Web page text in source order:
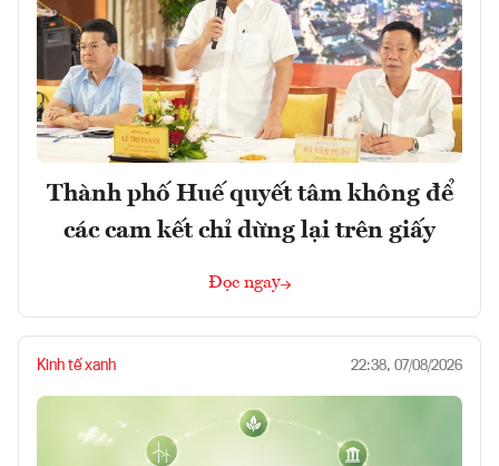
Thành phố Huế quyết tâm không để
các cam kết chỉ dừng lại trên giấy
Đọc ngay
Kinh tế xanh 22:38, 07/08/2026